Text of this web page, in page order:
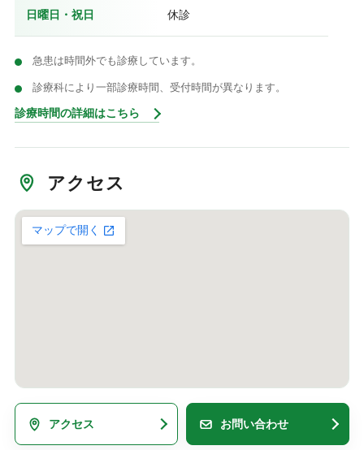
日曜日・祝日 休診
急患は時間外でも診療しています。
診療科により一部診療時間、受付時間が異なります。
診療時間の詳細はこちら
アクセス
アクセス お問い合わせ